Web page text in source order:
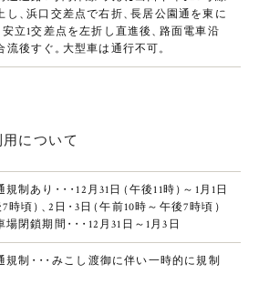
し 、浜口交差点で右折、長居公園通を東に
安立1交差点を左折し直進後、路面電車沿
流後すぐ 。大型車は通行不可。
について
規制あり ・・・12月31日（午後11時 ）～1月1日
時頃 ）、2日 ・3日（午前10時～午後7時頃 ）
場閉鎖期間・・・12月31日～1月3日
規制・ ・・みこし渡御に伴い一時的に規制